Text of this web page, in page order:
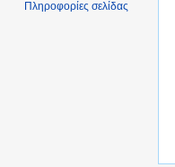
Πληροφορίες σελίδας